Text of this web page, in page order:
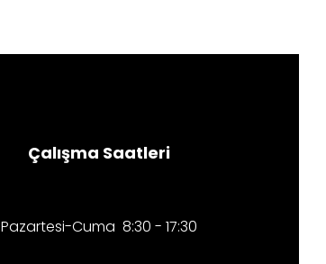
Çalışma Saatleri
Pazartesi-Cuma 8:30 - 17:30​​